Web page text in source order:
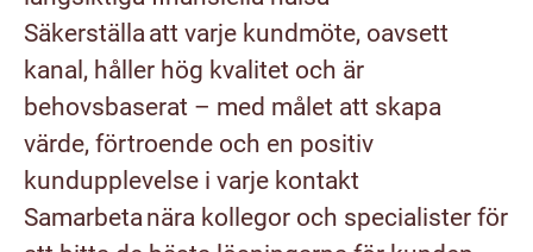
Säkerställa att varje kundmöte, oavsett
kanal, håller hög kvalitet och är
behovsbaserat – med målet att skapa
värde, förtroende och en positiv
kundupplevelse i varje kontakt
Samarbeta nära kollegor och specialister för